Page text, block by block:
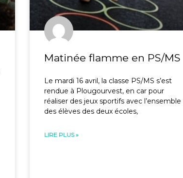
Matinée flamme en PS/MS
Le mardi 16 avril, la classe PS/MS s’est
rendue à Plougourvest, en car pour
réaliser des jeux sportifs avec l’ensemble
des élèves des deux écoles,
LIRE PLUS »